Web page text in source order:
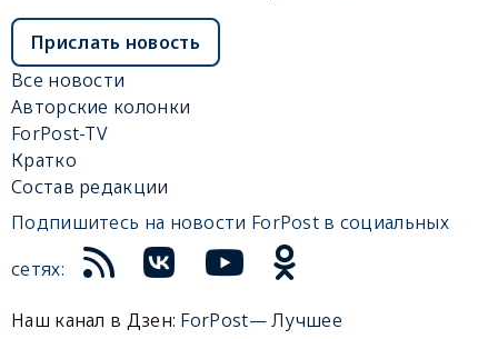
Прислать новость
Все новости
Авторские колонки
ForPost-TV
Кратко
Состав редакции
Подпишитесь на новости ForPost в социальных
сетях:
Наш канал в Дзен: ForPost— Лучшее